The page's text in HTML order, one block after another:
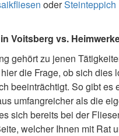
oderSteinteppich
Voitsberg vs.
gehört zu jenen
die Frage, ob sich
beeinträchtigt. So gibt
umfangreicher als die
sich bereits bei der
welcher Ihnen mit Rat